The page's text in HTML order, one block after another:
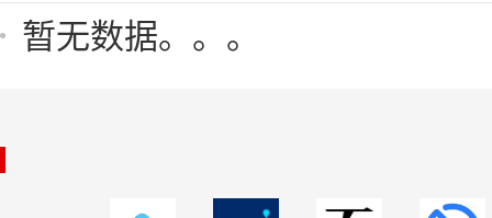
暂无数据。。。